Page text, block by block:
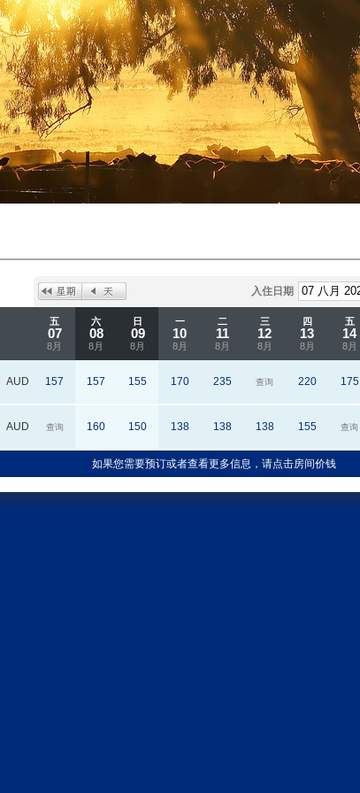
入住日期
五
07
8月
六
08
8月
日
09
8月
一
10
8月
二
11
8月
三
12
8月
四
13
8月
五
14
8月
AUD 157 157 155 170 235 查询 220 175
AUD 查询 160 150 138 138 138 155 查询
如果您需要预订或者查看更多信息，请点击房间价钱